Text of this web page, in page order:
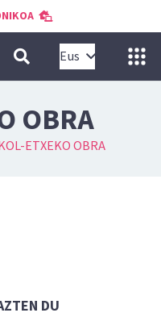
Eus
OBRA
ETXEKO OBRA
DU